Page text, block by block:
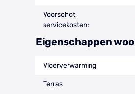
Voorschot
servicekosten:
Eigenschappen
Vloerverwarming
Terras